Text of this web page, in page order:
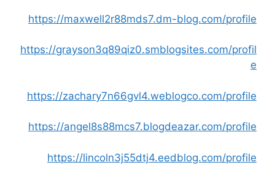
https://maxwell2r88mds7.dm-blog.com/profile
https://grayson3q89qiz0.smblogsites.com/profil
e
https://zachary7n66gvl4.weblogco.com/profile
https://angel8s88mcs7.blogdeazar.com/profile
https://lincoln3j55dtj4.eedblog.com/profile